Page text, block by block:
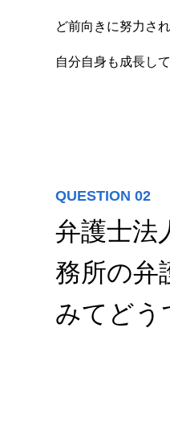
ど前向きに努力さ
自分自身も成長し
QUESTION 02
弁護士法
務所の弁
みてどう